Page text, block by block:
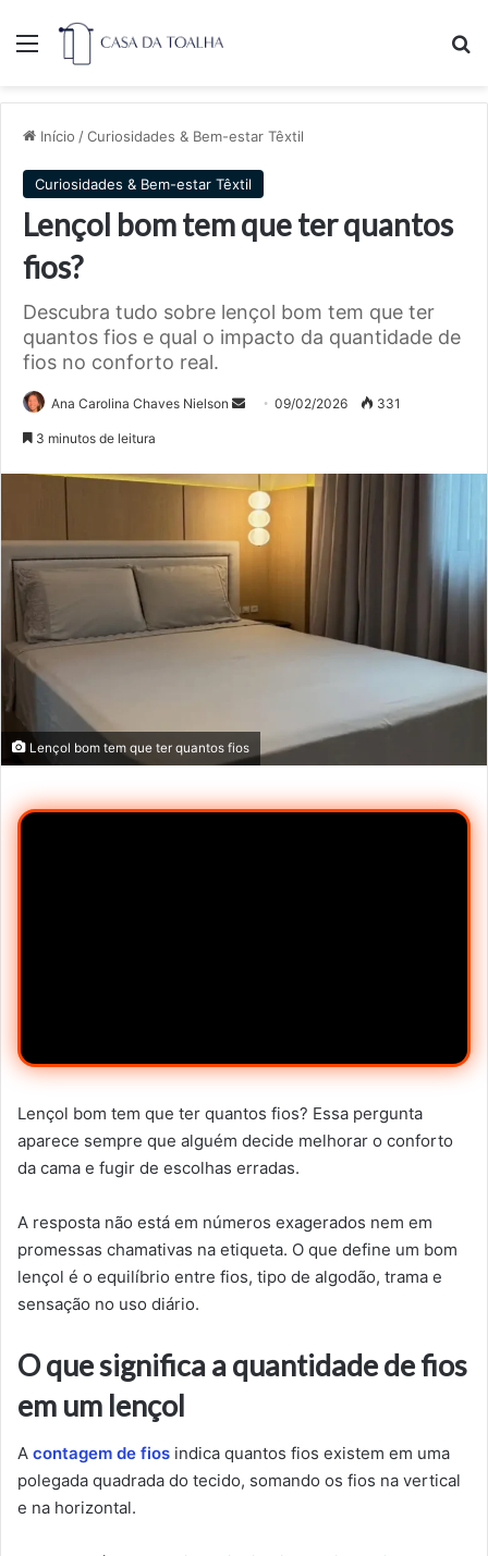
Menu
Início /Curiosidades & Bem-estar Têxtil
Curiosidades & Bem-estar Têxtil
Lençol bom tem que ter quantos
fios?
Descubra tudo sobre lençol bom tem que ter
quantos fios e qual o impacto da quantidade de
fios no conforto real.
Ana Carolina Chaves Nielson
Mande
mail
09/02/2026 331
3 minutos de leitura
Lençol bom tem que ter quantos fios
Lençol bom tem que ter quantos fios? Essa pergunta
aparece sempre que alguém decide melhorar o conforto
da cama e fugir de escolhas erradas.
A resposta não está em números exagerados nem em
promessas chamativas na etiqueta. O que define um bom
lençol é o equilíbrio entre fios, tipo de algodão, trama e
sensação no uso diário.
O que significa a quantidade de fios
em um lençol
A contagem de fios indica quantos fios existem em uma
polegada quadrada do tecido, somando os fios na vertical
e na horizontal.